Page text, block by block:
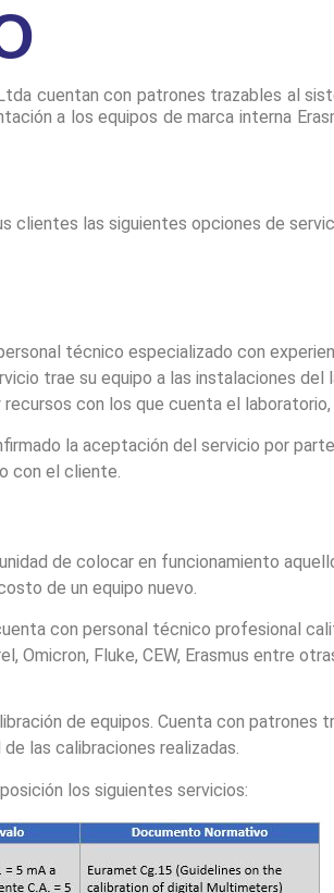
cuentan con patrones trazables al
a los equipos de marca interna
clientes las siguientes opciones de
técnico especializado con
trae su equipo a las instalaciones del
con los que cuenta el
la aceptación del servicio por
con el cliente.
de colocar en funcionamiento
de un equipo nuevo.
con personal técnico profesional
Fluke, CEW, Erasmus entre
de equipos. Cuenta con
las calibraciones realizadas.
los siguientes servicios: